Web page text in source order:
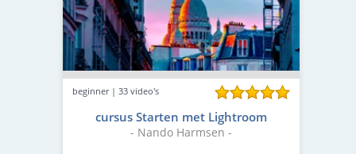
beginner | 33 video's
cursus Starten met Lightroom
- Nando Harmsen -